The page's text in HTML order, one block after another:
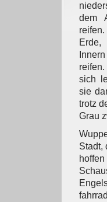
dem
Erde,
sich
sie
trotz
Grau
Stadt,